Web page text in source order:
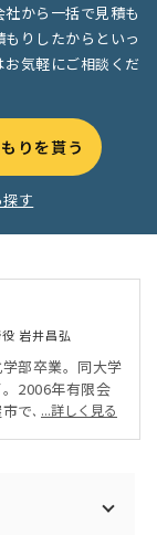
から一括で見積も
りしたからといっ
気軽にご相談くだ
りを貰う
す
岩井昌弘
部卒業。同大学
2006年有限会
で、Webシステ
ター」。
...詳しく見る